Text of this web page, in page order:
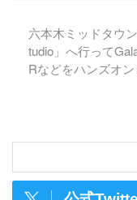
六本木ミッドタウ
tudio」へ行って
Rなどをハンズオ